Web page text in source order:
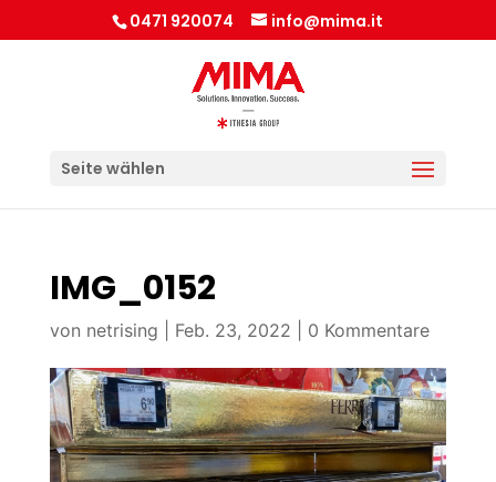
0471 920074 info@mima.it
Seite wählen
IMG_0152
von netrising Feb. 23, 2022 0 Kommentare